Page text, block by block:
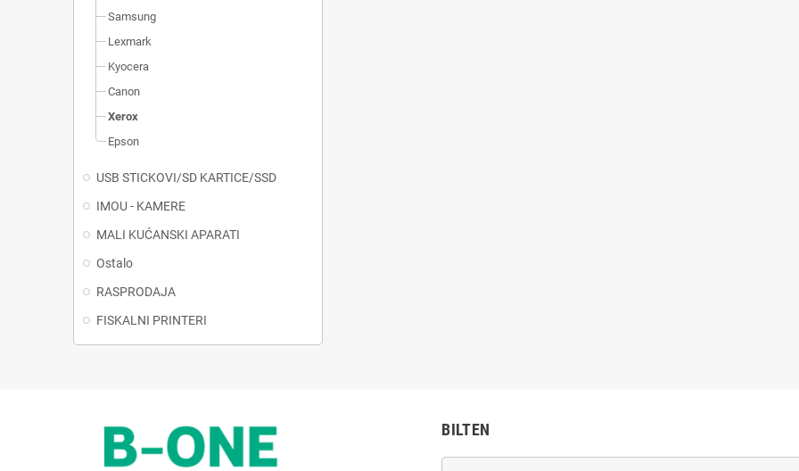
Samsung
Lexmark
Kyocera
Canon
Xerox
Epson
USB STICKOVI/SD KARTICE/SSD
IMOU - KAMERE
MALI KUĆANSKI APARATI
Ostalo
RASPRODAJA
FISKALNI PRINTERI
BILTEN